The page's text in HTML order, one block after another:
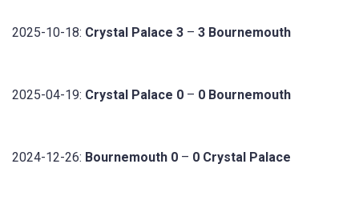
2025-10-18: Crystal Palace 3 – 3 Bournemouth
2025-04-19: Crystal Palace 0 – 0 Bournemouth
2024-12-26: Bournemouth 0 – 0 Crystal Palace